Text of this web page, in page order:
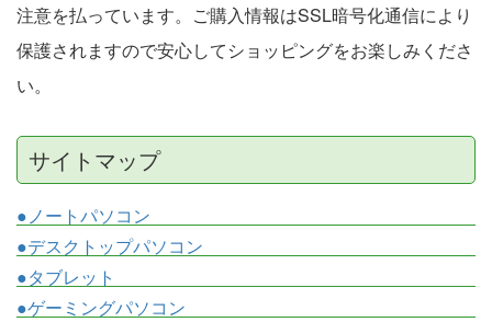
注意を払っています。ご購入情報はSSL暗号化通信により
保護されますので安心してショッピングをお楽しみくださ
い。
サイトマップ
●ノートパソコン
●デスクトップパソコン
●タブレット
●ゲーミングパソコン